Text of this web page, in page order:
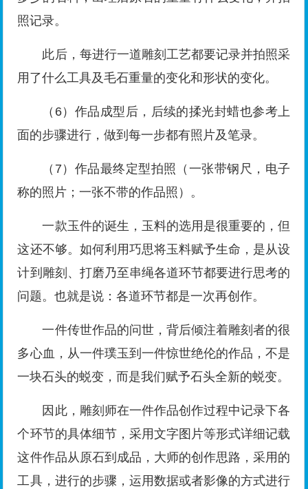
照记录。
此后，每进行一道雕刻工艺都要记录并拍照采
用了什么工具及毛石重量的变化和形状的变化。
（6）作品成型后，后续的揉光封蜡也参考上
面的步骤进行，做到每一步都有照片及笔录。
（7）作品最终定型拍照（一张带钢尺，电子
称的照片；一张不带的作品照）。
一款玉件的诞生，玉料的选用是很重要的，但
这还不够。如何利用巧思将玉料赋予生命，是从设
计到雕刻、打磨乃至串绳各道环节都要进行思考的
问题。也就是说：各道环节都是一次再创作。
一件传世作品的问世，背后倾注着雕刻者的很
多心血，从一件璞玉到一件惊世绝伦的作品，不是
一块石头的蜕变，而是我们赋予石头全新的蜕变。
因此，雕刻师在一件作品创作过程中记录下各
个环节的具体细节，采用文字图片等形式详细记载
这件作品从原石到成品，大师的创作思路，采用的
工具，进行的步骤，运用数据或者影像的方式进行